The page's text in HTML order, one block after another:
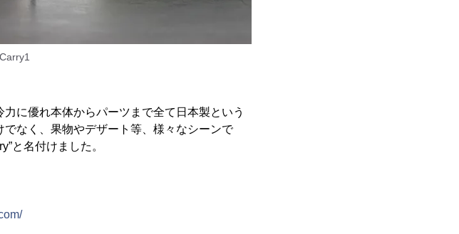
に優れ本体からパーツまで全て日本製という
なく、果物やデザート等、様々なシーンで
と名付けました。